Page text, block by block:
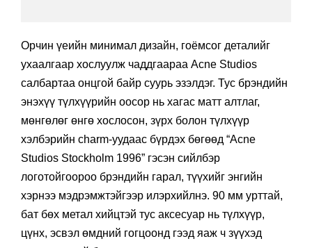
Орчин үеийн минимал дизайн, гоёмсог деталийг
ухаалгаар хослуулж чаддгаараа Acne Studios
салбартаа онцгой байр суурь эзэлдэг. Тус брэндийн
энэхүү түлхүүрийн оосор нь хагас матт алтлаг,
мөнгөлөг өнгө хослосон, зүрх болон түлхүүр
хэлбэрийн charm-уудаас бүрдэх бөгөөд “Acne
Studios Stockholm 1996” гэсэн сийлбэр
логотойгоороо брэндийн гарал, түүхийг энгийн
хэрнээ мэдрэмжтэйгээр илэрхийлнэ. 90 мм урттай,
бат бөх метал хийцтэй тус аксесуар нь түлхүүр,
цүнх, эсвэл өмдний гогцоонд гээд яаж ч зүүхэд